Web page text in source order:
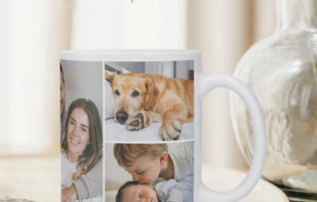
Nos cadeaux sont appréciés. Les clients nous attribuent
une note de 4,9 sur Google Reviews (total de tous les
pays où nous sommes présents).
Carte de vœux gratuite
Créez quelque chose d’unique en quelques étapes – avec
son prénom, votre photo ou un message qui touche le cœur.
Sans complications, juste tout l’amour pour le moment idéal.